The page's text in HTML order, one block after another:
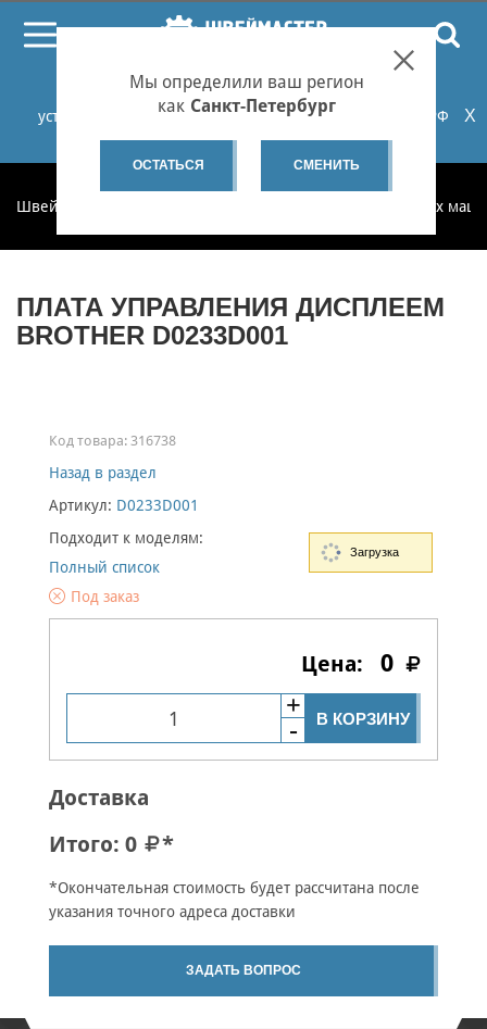
При проблемах с онлайн-оплатой заказов на сайте
установите российские сертификаты НУЦ Минцифры РФ
или используйте Яндекс.Браузер.Подробнее...
X
Мы определили ваш регион
как Санкт-Петербург
ОСТАТЬСЯ СМЕНИТЬ
Швеймастер Запчасти для бытовых швейных
ПЛАТА УПРАВЛЕНИЯ ДИСПЛЕЕМ
BROTHER D0233D001
Код товара: 316738
Назад в раздел
Артикул: D0233D001
Подходит к моделям:
Полный список
Под заказ
0
В КОРЗИНУ
Доставка
Итого: 0 *
*Окончательная стоимость будет рассчитана после
указания точного адреса доставки
ЗАДАТЬ ВОПРОС
Загрузка